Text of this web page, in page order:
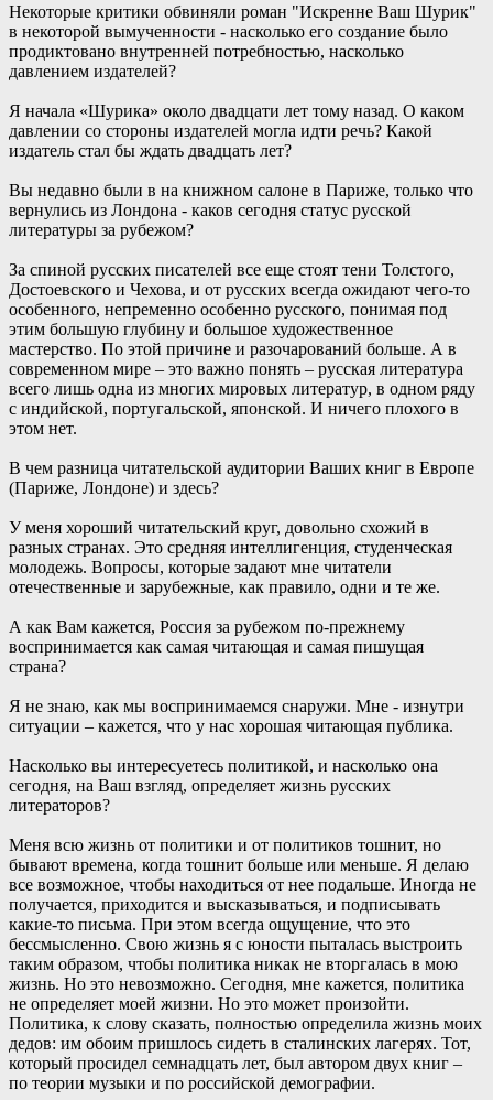
Некоторые критики обвиняли роман "Искренне Ваш Шурик"
в некоторой вымученности - насколько его создание было
продиктовано внутренней потребностью, насколько
давлением издателей?
Я начала «Шурика» около двадцати лет тому назад. О каком
давлении со стороны издателей могла идти речь? Какой
издатель стал бы ждать двадцать лет?
Вы недавно были в на книжном салоне в Париже, только что
вернулись из Лондона - каков сегодня статус русской
литературы за рубежом?
За спиной русских писателей все еще стоят тени Толстого,
Достоевского и Чехова, и от русских всегда ожидают чего-то
особенного, непременно особенно русского, понимая под
этим большую глубину и большое художественное
мастерство. По этой причине и разочарований больше. А в
современном мире – это важно понять – русская литература
всего лишь одна из многих мировых литератур, в одном ряду
с индийской, португальской, японской. И ничего плохого в
этом нет.
В чем разница читательской аудитории Ваших книг в Европе
(Париже, Лондоне) и здесь?
У меня хороший читательский круг, довольно схожий в
разных странах. Это средняя интеллигенция, студенческая
молодежь. Вопросы, которые задают мне читатели
отечественные и зарубежные, как правило, одни и те же.
А как Вам кажется, Россия за рубежом по-прежнему
воспринимается как самая читающая и самая пишущая
страна?
Я не знаю, как мы воспринимаемся снаружи. Мне - изнутри
ситуации – кажется, что у нас хорошая читающая публика.
Насколько вы интересуетесь политикой, и насколько она
сегодня, на Ваш взгляд, определяет жизнь русских
литераторов?
Меня всю жизнь от политики и от политиков тошнит, но
бывают времена, когда тошнит больше или меньше. Я делаю
все возможное, чтобы находиться от нее подальше. Иногда не
получается, приходится и высказываться, и подписывать
какие-то письма. При этом всегда ощущение, что это
бессмысленно. Свою жизнь я с юности пыталась выстроить
таким образом, чтобы политика никак не вторгалась в мою
жизнь. Но это невозможно. Сегодня, мне кажется, политика
не определяет моей жизни. Но это может произойти.
Политика, к слову сказать, полностью определила жизнь моих
дедов: им обоим пришлось сидеть в сталинских лагерях. Тот,
который просидел семнадцать лет, был автором двух книг –
по теории музыки и по российской демографии.